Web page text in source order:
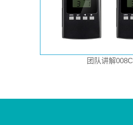
团队讲解008C